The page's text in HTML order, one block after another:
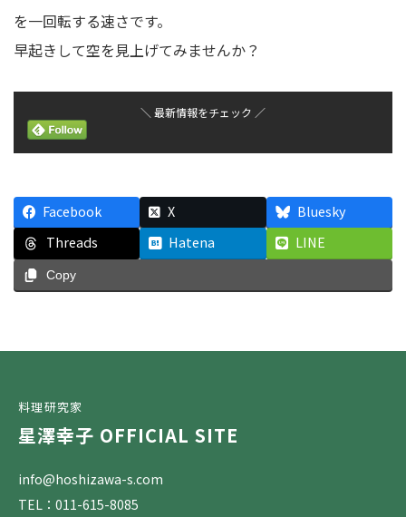
を一回転する速さです。
早起きして空を見上げてみませんか？
＼ 最新情報をチェック ／
Facebook X
Bluesky
Threads
Hatena LINE
Copy
料理研究家
星澤幸子 OFFICIAL SITE
info@hoshizawa-s.com
TEL：011-615-8085